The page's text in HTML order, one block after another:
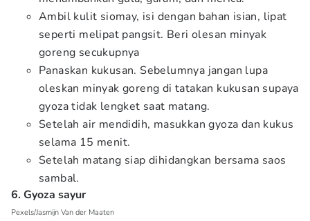
Ambil kulit siomay, isi dengan bahan isian, lipat
seperti melipat pangsit. Beri olesan minyak
goreng secukupnya
Panaskan kukusan. Sebelumnya jangan lupa
oleskan minyak goreng di tatakan kukusan supaya
gyoza tidak lengket saat matang.
Setelah air mendidih, masukkan gyoza dan kukus
selama 15 menit.
Setelah matang siap dihidangkan bersama saos
sambal.
6. Gyoza sayur
Pexels/Jasmijn Van der Maaten